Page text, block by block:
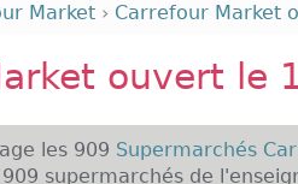
Market › Carrefour Market
ouvert le
les 909 Supermarchés
supermarchés de